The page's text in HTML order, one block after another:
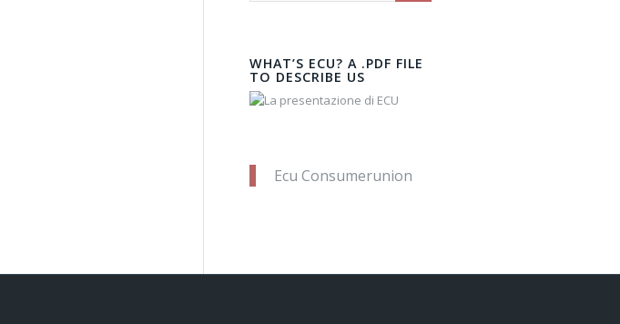
WHAT’S ECU? A .PDF FILE
TO DESCRIBE US
Ecu Consumerunion